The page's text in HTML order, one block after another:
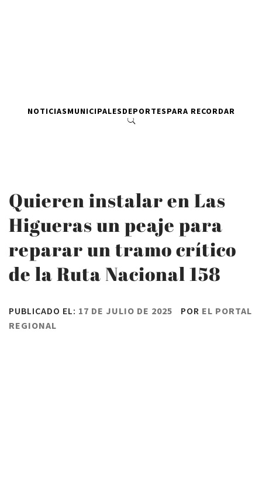
NOTICIASMUNICIPALESDEPORTESPARA RECORDAR
Quieren instalar en Las
Higueras un peaje para
reparar un tramo crítico
de la Ruta Nacional 158
PUBLICADO EL: 17 DE JULIO DE 2025 POR EL PORTAL
REGIONAL